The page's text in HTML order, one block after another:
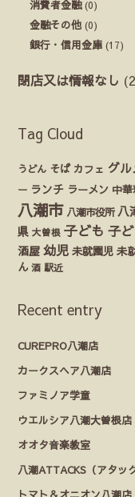
消費者金融(0)
金融その他 (0)
銀行・信用金庫 (17)
閉店又は情報なし
Tag Cloud
うどん そば カフェ グル
ー ランチ ラーメン 中
八潮市 八潮市役所 八
県 大曽根 子ども 子
酒屋 幼児 未就園児 未
ん 酒 駅近
Recent entry
CUREPRO八潮店
カークスヘア八潮店
ファミノア学童
ウエルシア八潮大曽根店
オオタ音楽教室
八潮ATTACKS（アタッ
トマト＆オニオン八潮店